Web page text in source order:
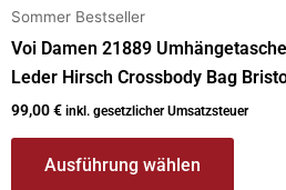
Sommer Bestseller
Voi Damen 21889 Umhängetasche
Leder Hirsch Crossbody Bag
99,00€ inkl. gesetzlicher Umsatzsteuer
Ausführung wählen